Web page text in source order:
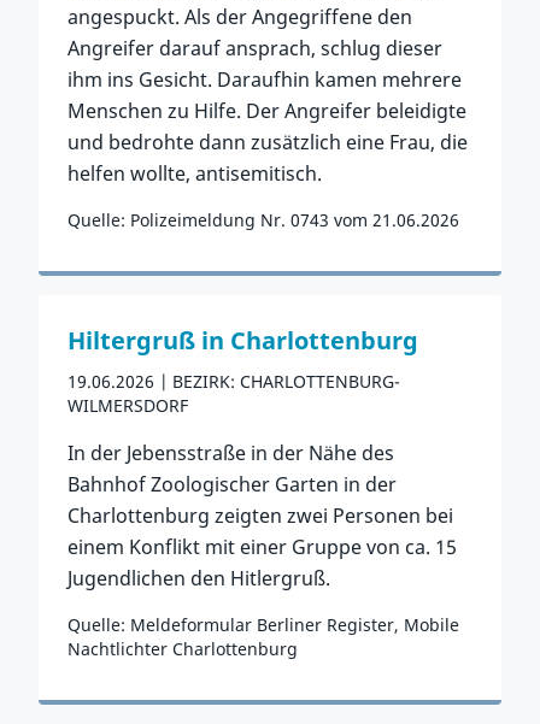
angespuckt. Als der Angegriffene den
Angreifer darauf ansprach, schlug dieser
ihm ins Gesicht. Daraufhin kamen mehrere
Menschen zu Hilfe. Der Angreifer beleidigte
und bedrohte dann zusätzlich eine Frau, die
helfen wollte, antisemitisch.
Quelle: Polizeimeldung Nr. 0743 vom 21.06.2026
Zum Vorfall
Hiltergruß in Charlottenburg
19.06.2026
BEZIRK: CHARLOTTENBURG-
WILMERSDORF
In der Jebensstraße in der Nähe des
Bahnhof Zoologischer Garten in der
Charlottenburg zeigten zwei Personen bei
einem Konflikt mit einer Gruppe von ca. 15
Jugendlichen den Hitlergruß.
Quelle: Meldeformular Berliner Register, Mobile
Nachtlichter Charlottenburg
Zum Vorfall